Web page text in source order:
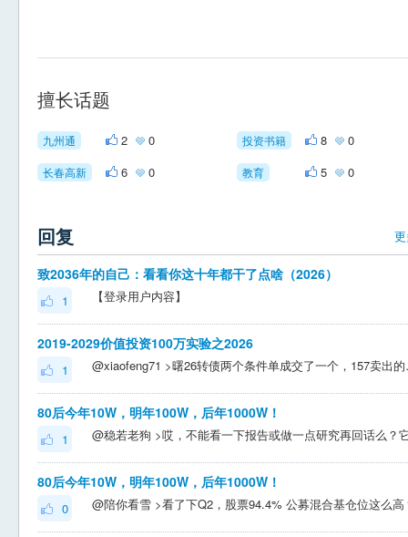
擅长话题
九州通 2 0 投资书籍 8 0
长春高新 6 0 教育 5 0
回复
致2036年的自己：看看你这十年都干了点啥（2026）
1 【登录用户内容】
2019-2029价值投资100万实验之2026
1 @xiaofeng71 >曙26转债两个
80后今年10W，明年100W，后年1000W！
1
80后今年10W，明年100W，后年1000W！
0